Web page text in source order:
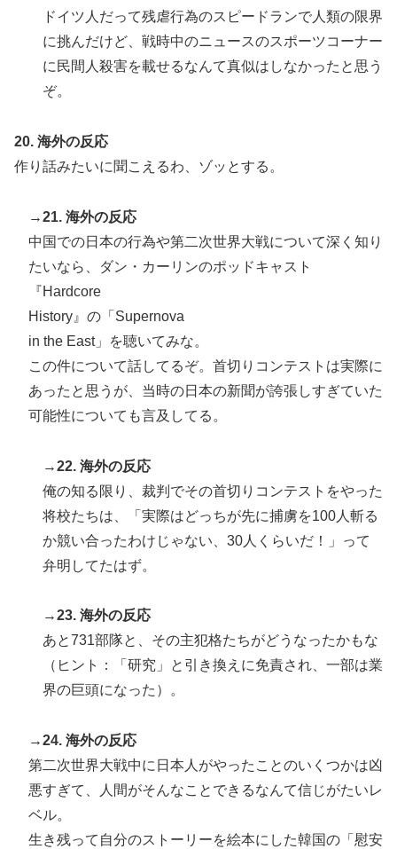
ドイツ人だって残虐行為のスピードランで人類の限界
に挑んだけど、戦時中のニュースのスポーツコーナー
に民間人殺害を載せるなんて真似はしなかったと思う
ぞ。
20. 海外の反応
作り話みたいに聞こえるわ、ゾッとする。
→21. 海外の反応
中国での日本の行為や第二次世界大戦について深く知り
たいなら、ダン・カーリンのポッドキャスト
『Hardcore
History』の「Supernova
in the East」を聴いてみな。
この件について話してるぞ。首切りコンテストは実際に
あったと思うが、当時の日本の新聞が誇張しすぎていた
可能性についても言及してる。
→22. 海外の反応
俺の知る限り、裁判でその首切りコンテストをやった
将校たちは、「実際はどっちが先に捕虜を100人斬る
か競い合ったわけじゃない、30人くらいだ！」って
弁明してたはず。
→23. 海外の反応
あと731部隊と、その主犯格たちがどうなったかもな
（ヒント：「研究」と引き換えに免責され、一部は業
界の巨頭になった）。
→24. 海外の反応
第二次世界大戦中に日本人がやったことのいくつかは凶
悪すぎて、人間がそんなことできるなんて信じがたいレ
ベル。
生き残って自分のストーリーを絵本にした韓国の「慰安